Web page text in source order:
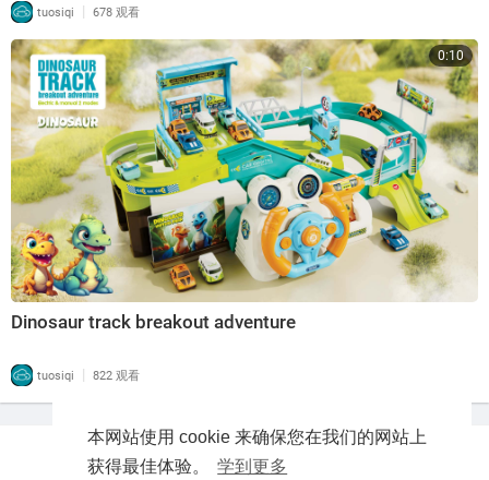
本网站使用 cookie 来确保您在我们的网站上
获得最佳体验。
学到更多
tuosiqi | 678 观看
0:10
Dinosaur track breakout adventure
tuosiqi | 822 观看